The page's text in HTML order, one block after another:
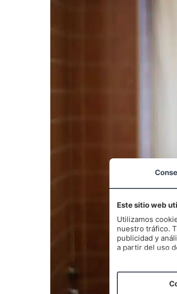
Este sitio web
Utilizamos
nuestro tráfico.
publicidad y
a partir del uso